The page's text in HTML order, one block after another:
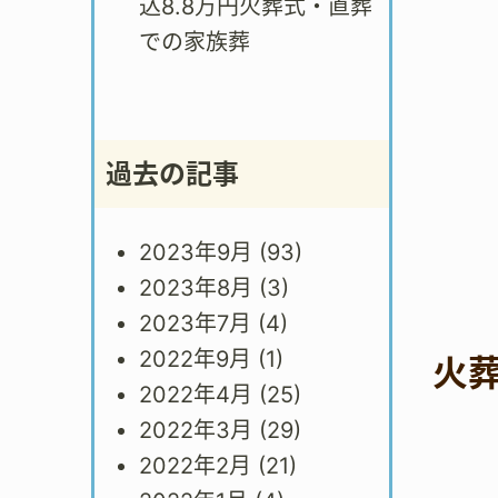
込8.8万円火葬式・直葬
での家族葬
過去の記事
2023年9月 (93)
2023年8月 (3)
2023年7月 (4)
2022年9月 (1)
2022年4月 (25)
2022年3月 (29)
2022年2月 (21)
火